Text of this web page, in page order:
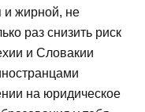
и жирной, не
раз снизить риск
и Словакии
на юридическое